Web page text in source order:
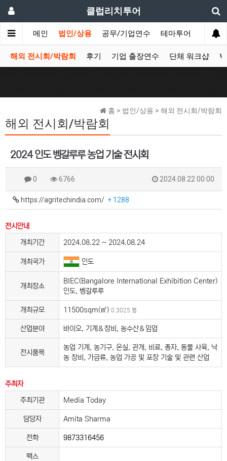
클럽리치투어
메인 법인/상용 공무/기업연수 테마투어 데이투
해외 전시회/박람회 후기 기업 출장연수 단체 워크샵
홈 > 법인/상용 > 해외 전시회/박람회
해외 전시회/박람회
2024 인도 벵갈루루 농업 기술 전시회
0 6766 2024.08.22 00:00
https://agritechindia.com/ + 1288
전시안내
개최기간
2024.08.22 ~ 2024.08.24
개최국가 인도
개최장소
BIEC(Bangalore International Exhibition Center)
인도, 벵갈루루
개최규모 11500sqm(㎡) 0.3025 평
산업분야 바이오, 기계＆장비, 농수산＆임업
전시품목
농업 기계, 농기구, 온실, 관개, 비료, 종자, 동물 사육, 낙
농 장비, 가금류, 농업 가공 및 포장 기술 및 관련 산업
주최자
주최기관
Media Today
담당자 Amita Sharma
전화 9873316456
팩스